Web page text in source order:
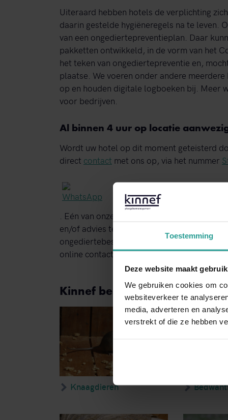
Toestemming
Deze website maakt
We gebruiken cookies om
websiteverkeer te
media, adverteren en
verstrekt of die ze hebben
Uiteraard hebben hotels de verplichting
daarin gestelde hygiëneregels na te leven.
van een ongediertepreventieplan. Daar
pakketten ontwikkeld, in de vorm van het
het teken van ongediertepreventie en,
plaatse. We voeren onder andere
op en houden digitale logboeken bij. Meer
voor bedrijven.
Al binnen 4 uur op locatie
Wordt uw hotel op dit moment geteisterd
direct contact met ons op, via het nummer
. Eén van onze deskundigen staat u dan te
en/of advies te geven. We kunnen al
ongediertebestrijding direct zal gebeuren.
online contactformulier gebruiken. We
Kinnef bestrijdt de volgende
Knaagdieren